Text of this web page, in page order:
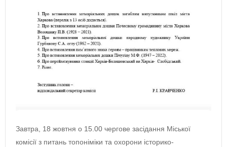
Завтра, 18 жовтня о 15.00 чергове засідання Міської
комісії з питань топоніміки та охорони історико-